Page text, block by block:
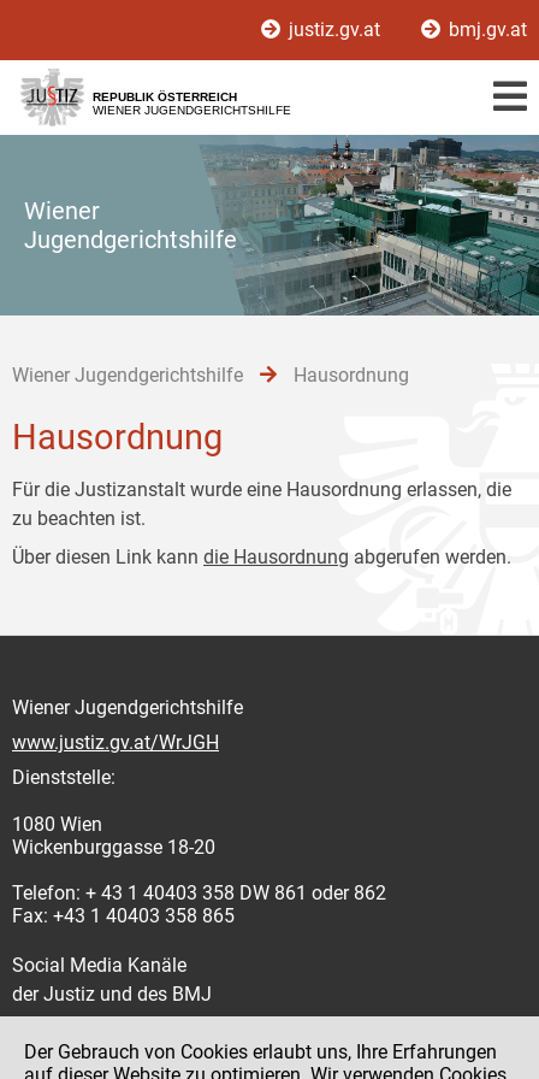
[1]
[2]
[3]
justiz.gv.at bmj.gv.at
REPUBLIK ÖSTERREICH
WIENER JUGENDGERICHTSHILFE
Wiener
Jugendgerichtshilfe
Wiener Jugendgerichtshilfe Hausordnung
Hausordnung
Für die Justizanstalt wurde eine Hausordnung erlassen, die
zu beachten ist.
Über diesen Link kann die Hausordnung abgerufen werden.
Wiener Jugendgerichtshilfe
www.justiz.gv.at/WrJGH
Dienststelle:
1080 Wien
Wickenburggasse 18-20
Telefon: + 43 1 40403 358 DW 861 oder 862
Fax: +43 1 40403 358 865
Social Media Kanäle
der Justiz und des BMJ
Der Gebrauch von Cookies erlaubt uns, Ihre Erfahrungen